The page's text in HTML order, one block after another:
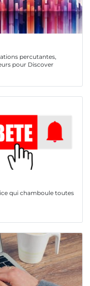
percutantes,
pour Discover
qui chamboule toutes